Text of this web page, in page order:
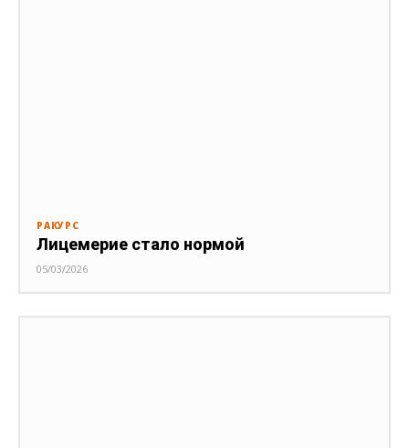
РАКУРС
Лицемерие стало нормой
05/03/2026